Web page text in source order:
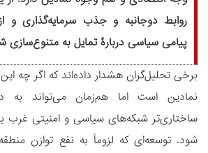
روابط دوجانبه و جذب سرمایه‌گذاری و
پیامی سیاسی دربارۀ تمایل به متنوع‌سازی
برخی تحلیل‌گران هشدار داده‌اند که اگر چه
نمادین است اما هم‌زمان می‌تواند به
ساختاری‌تر شبکه‌های سیاسی و امنیتی غرب
شود. توسعه‌ای که لزوماً به نفع توازن